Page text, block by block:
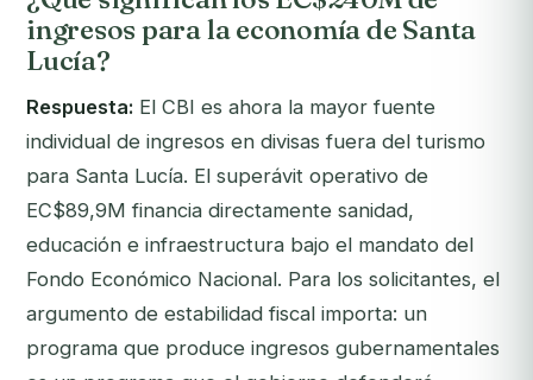
ingresos para la economía de Santa
Lucía?
Respuesta: El CBI es ahora la mayor fuente
individual de ingresos en divisas fuera del turismo
para Santa Lucía. El superávit operativo de
EC$89,9M financia directamente sanidad,
educación e infraestructura bajo el mandato del
Fondo Económico Nacional. Para los solicitantes, el
argumento de estabilidad fiscal importa: un
programa que produce ingresos gubernamentales